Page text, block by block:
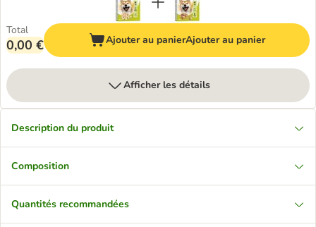
Total
0,00 € Ajouter au panierAjouter au panier
Afficher les détails
Description du produit
Composition
Quantités recommandées